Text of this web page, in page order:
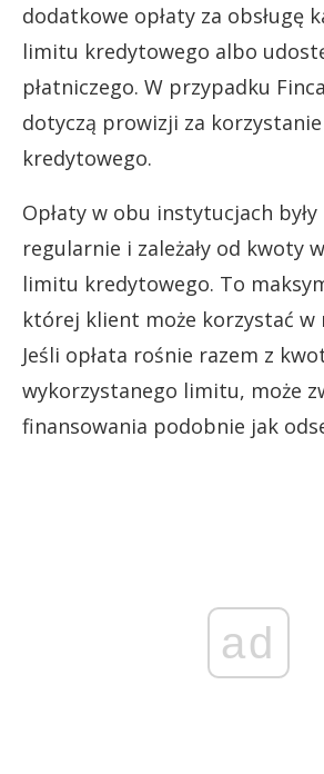
dodatkowe opłaty za obsługę
limitu kredytowego albo
płatniczego. W przypadku
dotyczą prowizji za
kredytowego.
Opłaty w obu instytucjach były
regularnie i zależały od kwoty
limitu kredytowego. To
której klient może korzystać w
Jeśli opłata rośnie razem z
wykorzystanego limitu, może
finansowania podobnie jak
ad